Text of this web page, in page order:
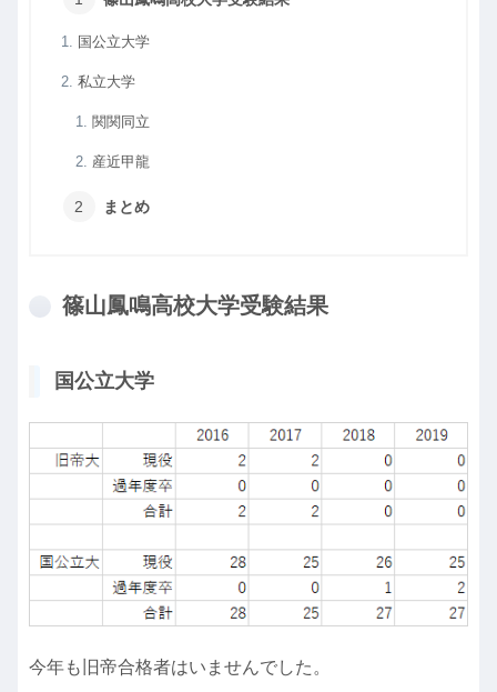
国公立大学
私立大学
関関同立
産近甲龍
まとめ
篠山鳳鳴高校大学受験結果
国公立大学
今年も旧帝合格者はいませんでした。